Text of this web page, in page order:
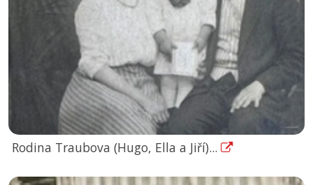
Rodina Traubova (Hugo, Ella a Jiří)...